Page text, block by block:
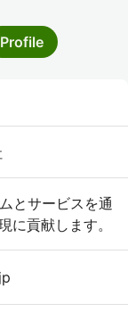
Profile
とサービスを通
に貢献します。